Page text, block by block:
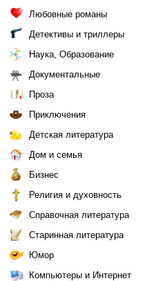
Любовные романы
Детективы и триллеры
Наука, Образование
Документальные
Проза
Приключения
Детская литература
Дом и семья
Бизнес
Религия и духовность
Справочная литература
Старинная литература
Юмор
Компьютеры и Интернет